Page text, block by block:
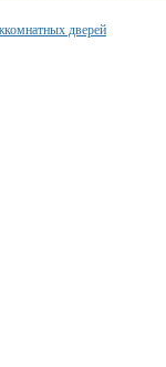
дверей